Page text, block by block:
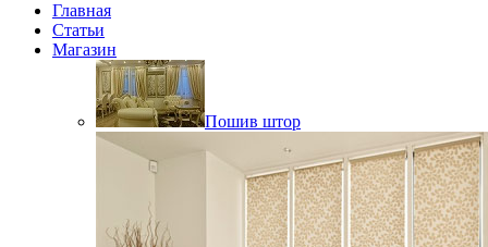
Главная
Статьи
Магазин
Пошив штор